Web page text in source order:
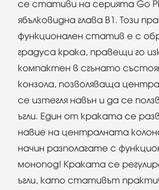
се стативи на серията Go
ябълковидна глава B1. Този
функционален статив е с
градуса крака, правещи го
компактен в сгънато
конзола, позволяваща
се изтегля навън и да се
ъгли. Един от краката се
навие на централната
начин разполагате с
монопод! Краката се
ъгли, като стативът